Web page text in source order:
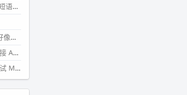
「小代码」搜狗输入法自定义短语分片管理「Python」
安卓同文输入法的 14 键五笔好像终于能用了?
「小代码」使用 YAML 配置拼接 AI 提示词，随机及条件语句
「折腾」在 VSCode 中连接调试 Microsoft Edge